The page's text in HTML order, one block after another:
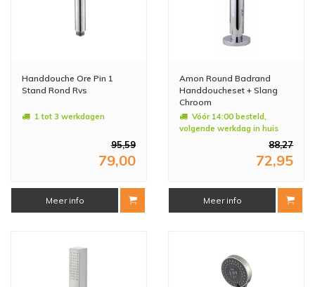
Handdouche Ore Pin 1
Stand Rond Rvs
1 tot 3 werkdagen
95,59
79,00
Meer info
Amon Round Badrand
Handdoucheset + Slang
Chroom
Vóór 14:00 besteld,
volgende werkdag in huis
88,27
72,95
Meer info